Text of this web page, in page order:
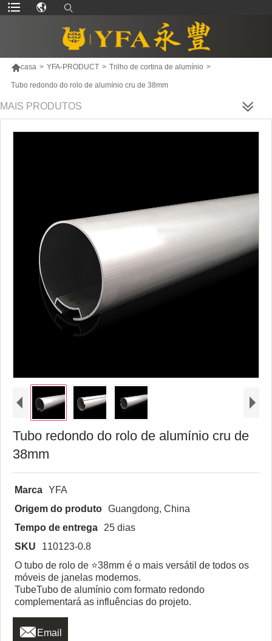
casa > YFA-PRODUCT > Trilho de cortina de alumínio >
Tubo redondo do rolo de alumínio cru de 38mm
MAIS PRODUTOS
Tubo redondo do rolo de alumínio cru de
38mm
Marca YFA
Origem do produto Guangdong, China
Tempo de entrega
25 dias
SKU
110123-0.8
O tubo de rolo de ⭐38mm é o mais versátil de todos os
móveis de janelas modernos.
TubeTubo de alumínio com formato redondo
complementará as influências do projeto.
 Email